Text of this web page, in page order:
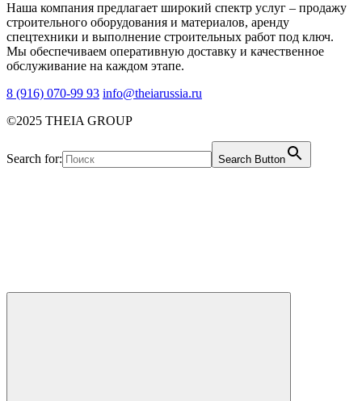
Наша компания предлагает широкий спектр услуг – продажу
строительного оборудования и материалов, аренду
спецтехники и выполнение строительных работ под ключ.
Мы обеспечиваем оперативную доставку и качественное
обслуживание на каждом этапе.
8 (916) 070-99 93 info@theiarussia.ru
©2025 THEIA GROUP
Search for: Search Button